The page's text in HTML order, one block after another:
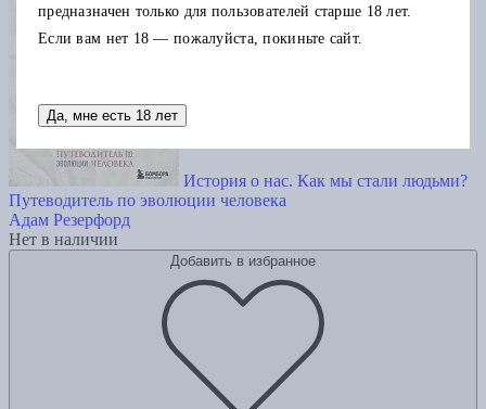
История о нас. Как мы стали людьми?
Путеводитель по эволюции человека
Адам Резерфорд
Нет в наличии
Добавить в избранное
предназначен только для пользователей старше 18 лет.
Если вам нет 18 — пожалуйста, покиньте сайт.
Да, мне есть 18 лет